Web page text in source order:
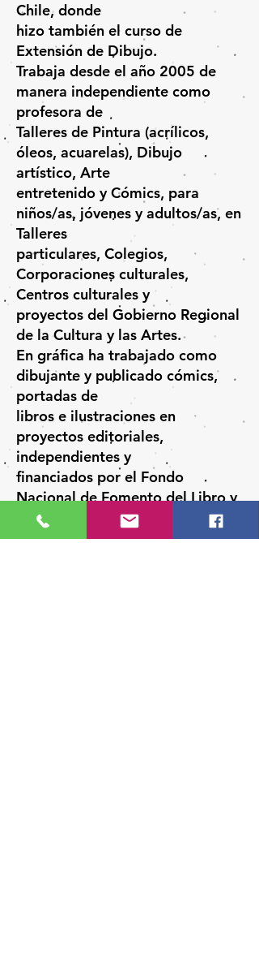
Chile, donde
hizo también el curso de
Extensión de Dibujo.
Trabaja desde el año 2005 de
manera independiente como
profesora de
Talleres de Pintura (acrílicos,
óleos, acuarelas), Dibujo
artístico, Arte
entretenido y Cómics, para
niños/as, jóvenes y adultos/as, en
Talleres
particulares, Colegios,
Corporaciones culturales,
Centros culturales y
proyectos del Gobierno Regional
de la Cultura y las Artes.
En gráfica ha trabajado como
dibujante y publicado cómics,
portadas de
libros e ilustraciones en
proyectos editoriales,
independientes y
financiados por el Fondo
Nacional de Fomento del Libro y
la Lectura.
En Pintura y Dibujo ha expuesto